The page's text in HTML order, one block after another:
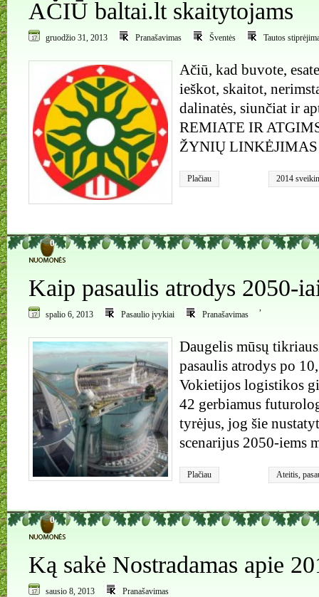
AČIŪ baltai.lt skaitytojams
gruodžio 31, 2013 Pranašavimas Šventės Tautos
Ačiū, kad buvote,
ieškot, skaitot,
dalinatės, siunčiat ir
REMIATE IR
ŽYNIŲ
Plačiau 2014
0
Kaip pasaulis atrodys 2050-
spalio 6, 2013 Pasaulio įvykiai
,
Pranašavimas
Daugelis mūsų
pasaulis atrodys po
Vokietijos logistikos
42 gerbiamus
tyrėjus, jog šie
scenarijus 2050-iems
Plačiau Ateitis,
0
Ką sakė Nostradamas apie
sausio 8, 2013 Pranašavimas